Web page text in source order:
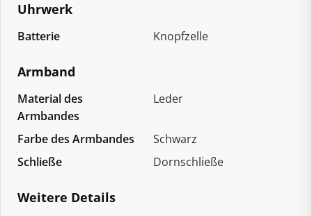
Uhrwerk
Batterie Knopfzelle
Armband
Material des
Armbandes
Leder
Farbe des Armbandes
Schwarz
Schließe
Dornschließe
Weitere Details